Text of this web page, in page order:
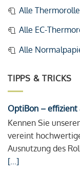
Alle
Alle EC-
Alle
TIPPS & TRICKS
OptiBon –
Kennen Sie
vereint
Ausnutzung des
[...]